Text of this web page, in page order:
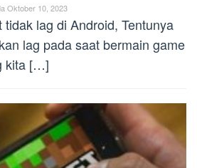
Oktober 10, 2023
lag di Android, Tentunya
lag pada saat bermain game
kita […]